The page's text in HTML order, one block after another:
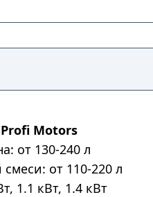
Motors
от 130-240 л
от 110-220 л
1.1 кВт, 1.4 кВт